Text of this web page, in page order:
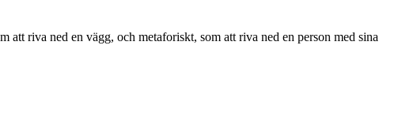
att riva ned en vägg, och metaforiskt, som att riva ned en person med sina